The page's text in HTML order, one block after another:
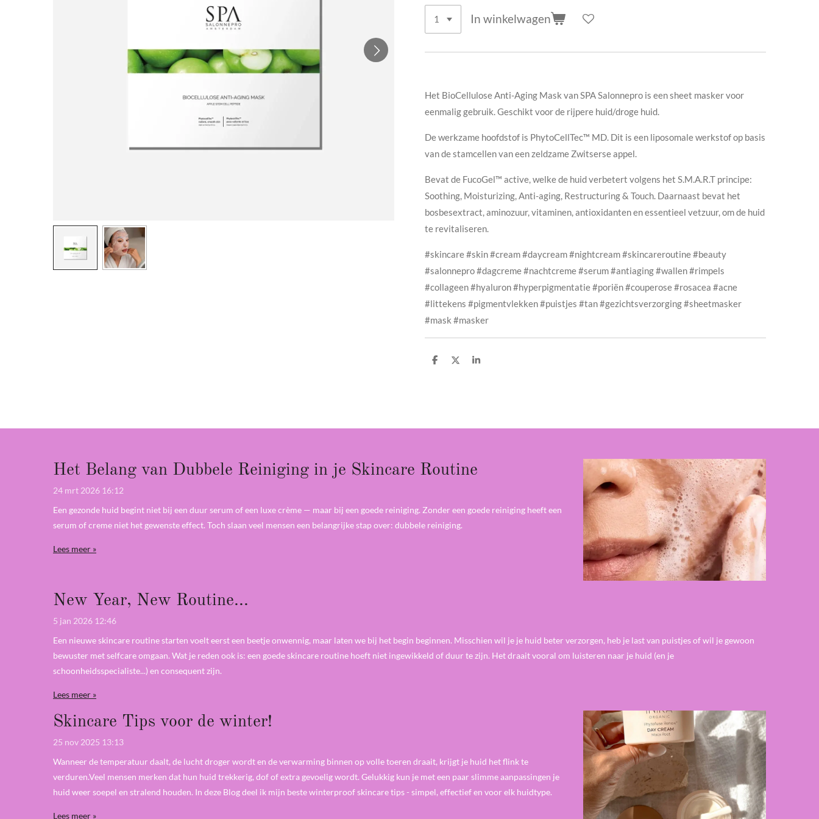
In winkelwagen
Het BioCellulose Anti-Aging Mask van SPA Salonnepro is een sheet masker voor
eenmalig gebruik. Geschikt voor de rijpere huid/droge huid.
De werkzame hoofdstof is PhytoCellTec™ MD. Dit is een liposomale werkstof op basis
van de stamcellen van een zeldzame Zwitserse appel.
Bevat de FucoGel™ active, welke de huid verbetert volgens het S.M.A.R.T principe:
Soothing, Moisturizing, Anti-aging, Restructuring & Touch. Daarnaast bevat het
bosbesextract, aminozuur, vitaminen, antioxidanten en essentieel vetzuur, om de huid
te revitaliseren.
#skincare #skin #cream #daycream #nightcream #skincareroutine #beauty
#salonnepro #dagcreme #nachtcreme #serum #antiaging #wallen #rimpels
#collageen #hyaluron #hyperpigmentatie #poriën #couperose #rosacea #acne
#littekens #pigmentvlekken #puistjes #tan #gezichtsverzorging #sheetmasker
#mask #masker
D
D
S
Het Belang van Dubbele Reiniging in je Skincare Routine
24 mrt 2026 16:12
Een gezonde huid begint niet bij een duur serum of een luxe crème — maar bij een goede reiniging. Zonder een goede reiniging heeft een
serum of creme niet het gewenste effect. Toch slaan veel mensen een belangrijke stap over: dubbele reiniging.
Lees meer »
New Year, New Routine...
5 jan 2026 12:46
Een nieuwe skincare routine starten voelt eerst een beetje onwennig, maar laten we bij het begin beginnen. Misschien wil je je huid beter verzorgen, heb je last van puistjes of wil je gewoon
bewuster met selfcare omgaan. Wat je reden ook is: een goede skincare routine hoeft niet ingewikkeld of duur te zijn. Het draait vooral om luisteren naar je huid (en je
schoonheidsspecialiste...) en consequent zijn.
Lees meer »
Skincare Tips voor de winter!
25 nov 2025 13:13
Wanneer de temperatuur daalt, de lucht droger wordt en de verwarming binnen op volle toeren draait, krijgt je huid het flink te
verduren.Veel mensen merken dat hun huid trekkerig, dof of extra gevoelig wordt. Gelukkig kun je met een paar slimme aanpassingen je
huid weer soepel en stralend houden. In deze Blog deel ik mijn beste winterproof skincare tips - simpel, effectief en voor elk huidtype.
Lees meer »